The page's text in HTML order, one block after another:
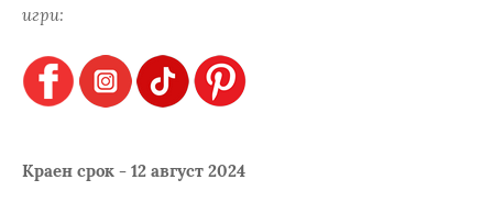
игри:
Краен срок - 12 август 2024